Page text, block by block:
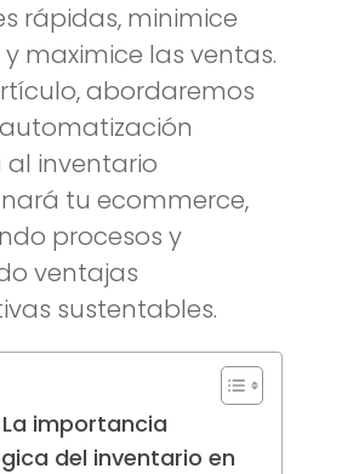
rápidas, minimice
maximice las ventas.
abordaremos
inventario
tu ecommerce,
procesos y
ventajas
sustentables.
importancia
del inventario en